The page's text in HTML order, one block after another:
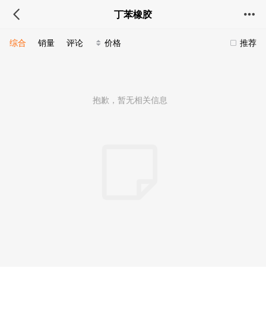
丁苯橡胶
推荐
综合 销量 评论 价格
抱歉，暂无相关信息